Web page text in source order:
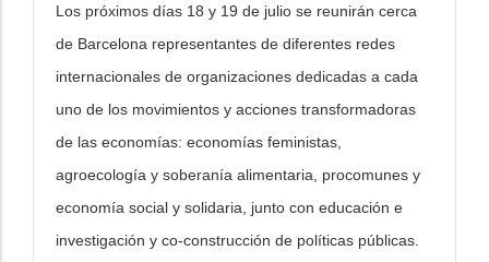
Los próximos días 18 y 19 de julio se reunirán cerca
de Barcelona representantes de diferentes redes
internacionales de organizaciones dedicadas a cada
uno de los movimientos y acciones transformadoras
de las economías: economías feministas,
agroecología y soberanía alimentaria, procomunes y
economía social y solidaria, junto con educación e
investigación y co-construcción de políticas públicas.